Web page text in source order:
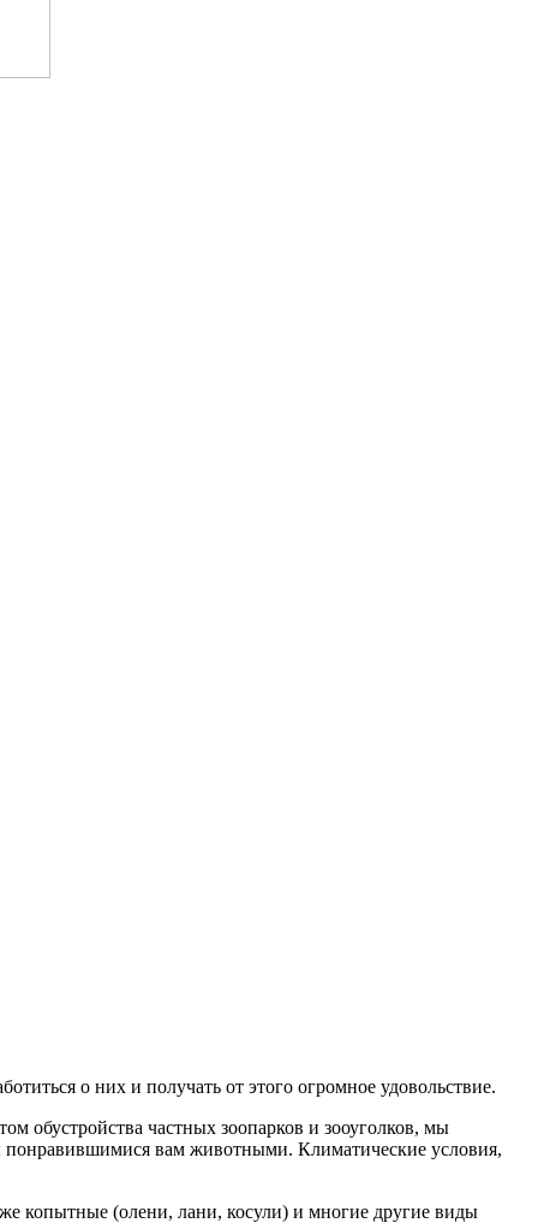
о них и получать от этого огромное удовольствие.
обустройства частных зоопарков и зооуголков, мы
понравившимися вам животными. Климатические условия,
копытные (олени, лани, косули) и многие другие виды